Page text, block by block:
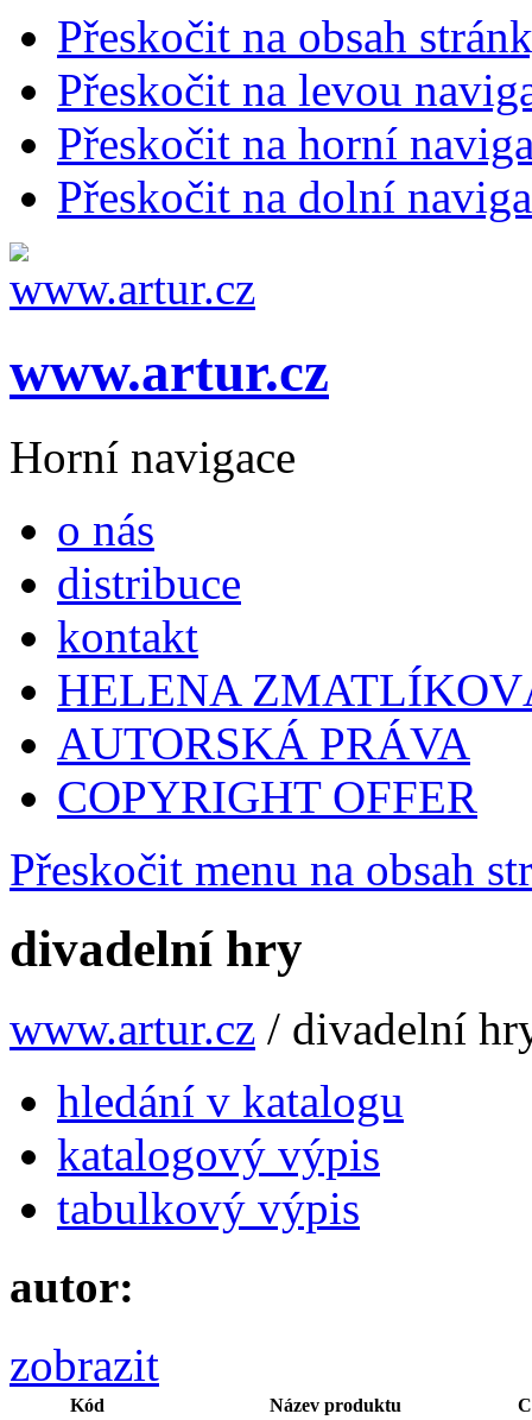
Přeskočit na obsah
Přeskočit na levou
Přeskočit na horní
Přeskočit na dolní
www.artur.cz
Horní navigace
o nás
distribuce
kontakt
HELENA
AUTORSKÁ PRÁVA
COPYRIGHT OFFER
Přeskočit menu na obsah
divadelní hry
www.artur.cz / divadelní
hledání v katalogu
katalogový výpis
tabulkový výpis
autor:
zobrazit
Kód Název produktu